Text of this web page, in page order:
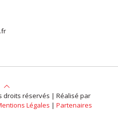
droits réservés | Réalisé par
Légales | Partenaires